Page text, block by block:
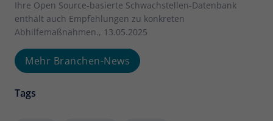
Ihre Open Source-basierte Schwachstellen-Datenbank
enthält auch Empfehlungen zu konkreten
Abhilfemaßnahmen., 13.05.2025
Mehr Branchen-News
Tags